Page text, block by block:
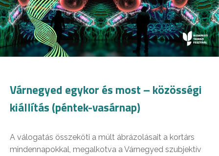
Várnegyed egykor és most – közösségi
kiállítás (péntek-vasárnap)
A válogatás összeköti a múlt ábrázolásait a kortárs
mindennapokkal, megalkotva a Várnegyed szubjektív